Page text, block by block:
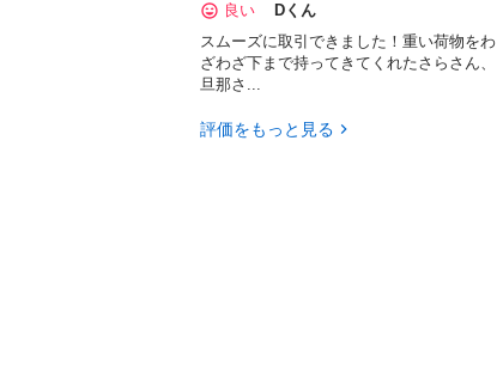
良い
Dくん
スムーズに取引できました！重い荷物をわ
ざわざ下まで持ってきてくれたさらさん、
旦那さ...
評価をもっと見る